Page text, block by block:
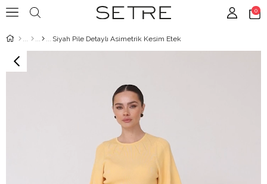
0
Siyah Pile Detaylı Asimetrik Kesim Etek